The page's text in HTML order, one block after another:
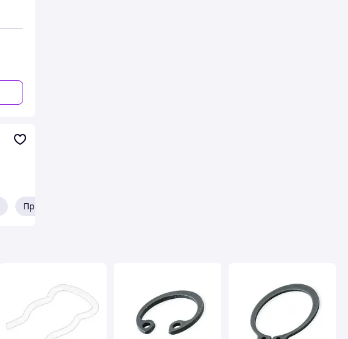
Про продавця